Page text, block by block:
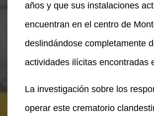
años y que sus instalaciones
encuentran en el centro de
deslindándose completamente
actividades ilícitas encontradas
La investigación sobre los
operar este crematorio